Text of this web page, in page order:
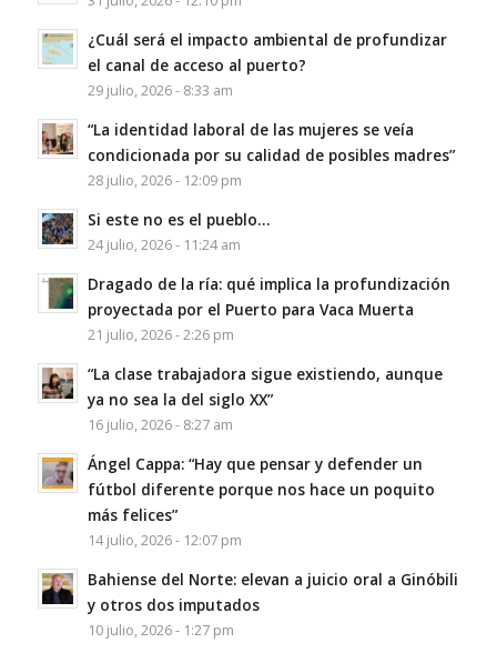
¿Cuál será el impacto ambiental de profundizar
el canal de acceso al puerto?
29 julio, 2026 - 8:33 am
“La identidad laboral de las mujeres se veía
condicionada por su calidad de posibles madres”
28 julio, 2026 - 12:09 pm
Si este no es el pueblo…
24 julio, 2026 - 11:24 am
Dragado de la ría: qué implica la profundización
proyectada por el Puerto para Vaca Muerta
21 julio, 2026 - 2:26 pm
“La clase trabajadora sigue existiendo, aunque
ya no sea la del siglo XX”
16 julio, 2026 - 8:27 am
Ángel Cappa: “Hay que pensar y defender un
fútbol diferente porque nos hace un poquito
más felices”
14 julio, 2026 - 12:07 pm
Bahiense del Norte: elevan a juicio oral a Ginóbili
y otros dos imputados
10 julio, 2026 - 1:27 pm